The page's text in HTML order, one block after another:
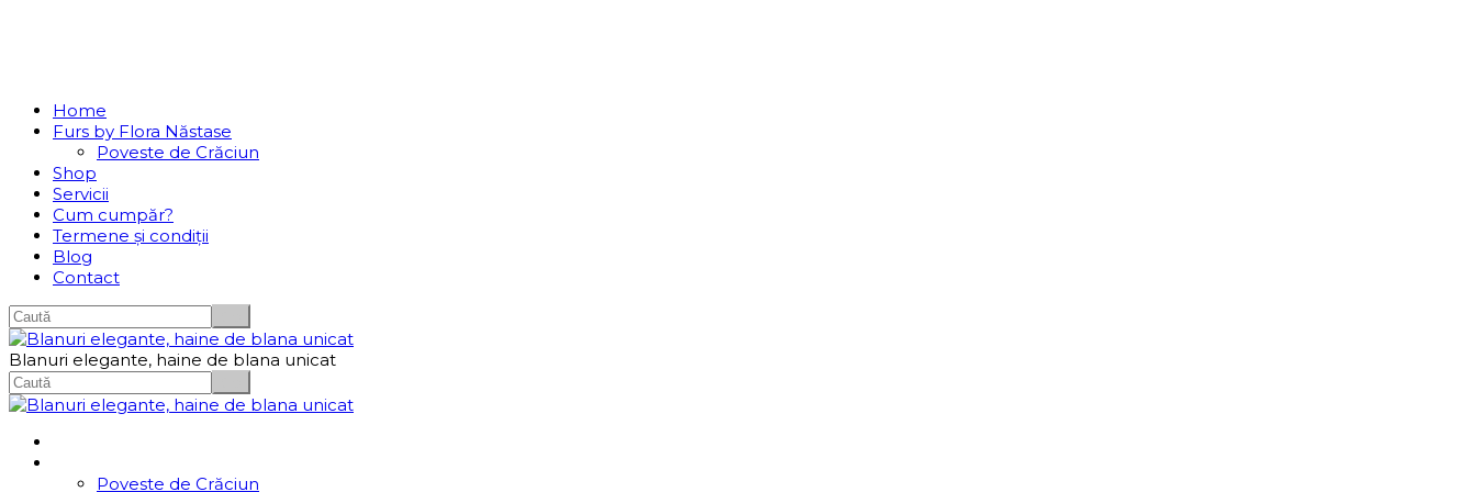
Home
Furs by Flora Năstase
Poveste de Crăciun
Shop
Servicii
Cum cumpăr?
Termene și condiții
Blog
Contact
Blanuri elegante, haine de blana unicat
Poveste de Crăciun